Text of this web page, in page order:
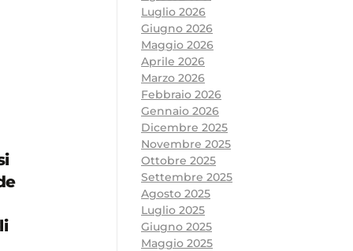
Luglio 2026
Giugno 2026
Maggio 2026
Aprile 2026
Marzo 2026
Febbraio 2026
Gennaio 2026
Dicembre 2025
Novembre 2025
Ottobre 2025
Settembre 2025
Agosto 2025
Luglio 2025
Giugno 2025
Maggio 2025